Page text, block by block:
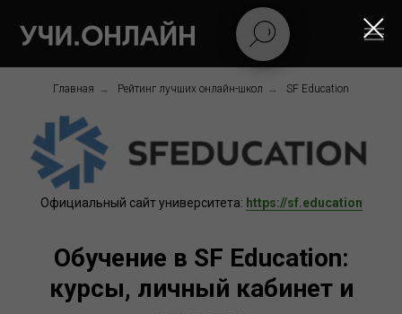
Главная → Рейтинг лучших онлайн-школ → SF Education
Официальный сайт университета: https://sf.education
Обучение в SF Education:
курсы, личный кабинет и